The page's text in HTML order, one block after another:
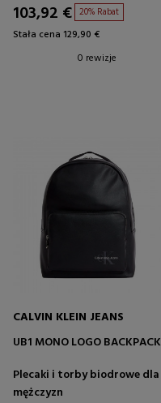
103,92 € 20% Rabat
Stała cena 129,90 €
0 rewizje
CALVIN KLEIN JEANS
UB1 MONO LOGO BACKPACK
Plecaki i torby biodrowe dla
mężczyzn